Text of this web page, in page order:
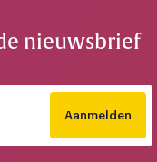
nieuwsbrief
Aanmelden